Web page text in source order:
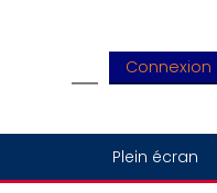
Connexion
Plein écran